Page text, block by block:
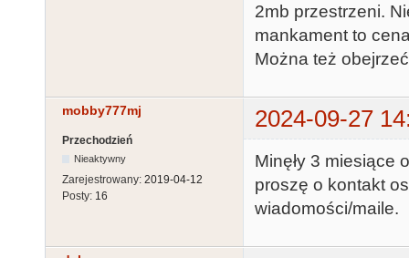
2mb przestrzeni.
mankament to
Można też
mobby777mj 2024-09-27
Przechodzień
Nieaktywny
Zarejestrowany: 2019-04-12
Posty: 16
Minęły 3 miesiące
proszę o kontakt
wiadomości/maile.